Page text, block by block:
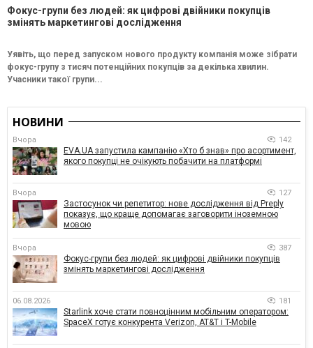
Фокус-групи без людей: як цифрові двійники покупців
змінять маркетингові дослідження
Уявіть, що перед запуском нового продукту компанія може зібрати
фокус-групу з тисяч потенційних покупців за декілька хвилин.
Учасники такої групи...
НОВИНИ
Вчора 142
EVA.UA запустила кампанію «Хто б знав» про асортимент,
якого покупці не очікують побачити на платформі
Вчора 127
Застосунок чи репетитор: нове дослідження від Preply
показує, що краще допомагає заговорити іноземною
мовою
Вчора 387
Фокус-групи без людей: як цифрові двійники покупців
змінять маркетингові дослідження
06.08.2026 181
Starlink хоче стати повноцінним мобільним оператором:
SpaceX готує конкурента Verizon, AT&T і T-Mobile